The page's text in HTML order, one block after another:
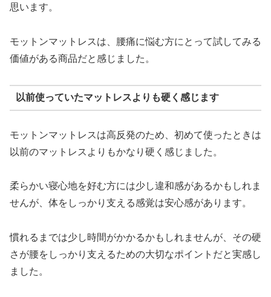
思います。
モットンマットレスは、腰痛に悩む方にとって試してみる
価値がある商品だと感じました。
以前使っていたマットレスよりも硬く感じます
モットンマットレスは高反発のため、初めて使ったときは
以前のマットレスよりもかなり硬く感じました。
柔らかい寝心地を好む方には少し違和感があるかもしれま
せんが、体をしっかり支える感覚は安心感があります。
慣れるまでは少し時間がかかるかもしれませんが、その硬
さが腰をしっかり支えるための大切なポイントだと実感し
ました。